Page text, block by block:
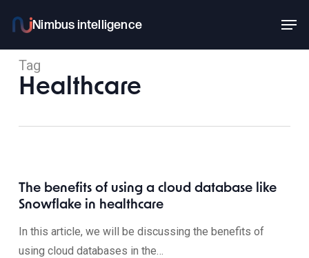
main
content
Tag
Healthcare
The benefits of using a cloud database like
Snowflake in healthcare
In this article, we will be discussing the benefits of
using cloud databases in the…